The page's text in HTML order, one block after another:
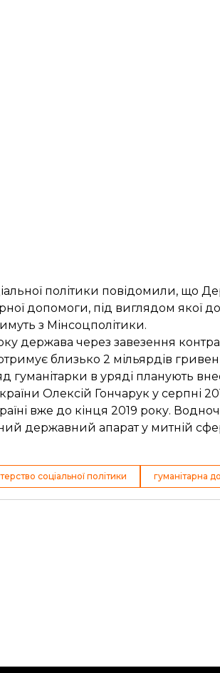
політики повідомили, що
допомоги, під виглядом якої
з Мінсоцполітики.
держава через завезення
близько 2 мільярдів
гуманітарки в уряді планують
Олексій Гончарук у серпні
вже до кінця 2019 року.
державний апарат у митній
соціальної політики гуманітарна